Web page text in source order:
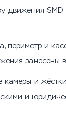
движения
периметр и
занесены
и
и